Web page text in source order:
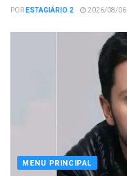
PORESTAGIÁRIO 2 2026/08/06
MENU PRINCIPAL